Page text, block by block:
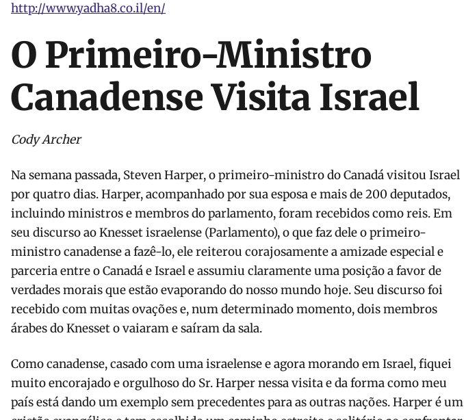
http://www.yadha8.co.il/en/
O Primeiro-Ministro
Canadense Visita Israel
Cody Archer
Na semana passada, Steven Harper, o primeiro-ministro do Canadá visitou Israel
por quatro dias. Harper, acompanhado por sua esposa e mais de 200 deputados,
incluindo ministros e membros do parlamento, foram recebidos como reis. Em
seu discurso ao Knesset israelense (Parlamento), o que faz dele o primeiro-
ministro canadense a fazê-lo, ele reiterou corajosamente a amizade especial e
parceria entre o Canadá e Israel e assumiu claramente uma posição a favor de
verdades morais que estão evaporando do nosso mundo hoje. Seu discurso foi
recebido com muitas ovações e, num determinado momento, dois membros
árabes do Knesset o vaiaram e saíram da sala.
Como canadense, casado com uma israelense e agora morando em Israel, fiquei
muito encorajado e orgulhoso do Sr. Harper nessa visita e da forma como meu
país está dando um exemplo sem precedentes para as outras nações. Harper é um